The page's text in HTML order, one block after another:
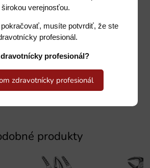
širokou verejnosťou.
musíte potvrdiť, že ste
profesionál.
profesionál?
zdravotnícky profesionál
produkty